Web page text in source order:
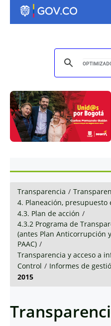
Transparencia /
4. Planeación, presupuesto
4.3. Plan de acción /
4.3.2 Programa de
(antes Plan Anticorrupción
PAAC) /
Transparencia y acceso a
Control / Informes de
2015